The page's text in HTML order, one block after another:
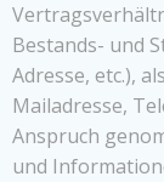
Bestands- und
Adresse, etc.),
Mailadresse,
Anspruch
und